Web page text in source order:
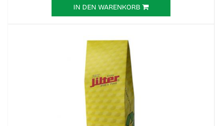
IN DEN WARENKORB